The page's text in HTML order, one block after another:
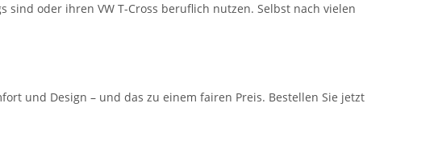
oder ihren VW T-Cross beruflich nutzen. Selbst nach vielen
und Design – und das zu einem fairen Preis. Bestellen Sie jetzt